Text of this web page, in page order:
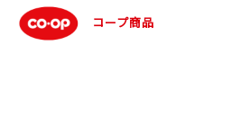
コープ商品